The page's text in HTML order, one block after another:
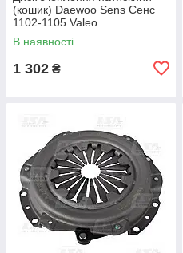
(кошик) Daewoo Sens Сенс
1102-1105 Valeo
В наявності
1 302 ₴